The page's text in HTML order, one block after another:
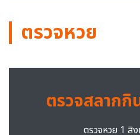
ตรวจหวย
ตรวจสลากกิ
ตรวจหวย 1 สิ